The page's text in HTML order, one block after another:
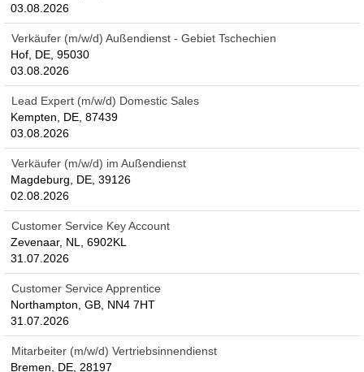
03.08.2026
Verkäufer (m/w/d) Außendienst - Gebiet Tschechien
Hof, DE, 95030
03.08.2026
Lead Expert (m/w/d) Domestic Sales
Kempten, DE, 87439
03.08.2026
Verkäufer (m/w/d) im Außendienst
Magdeburg, DE, 39126
02.08.2026
Customer Service Key Account
Zevenaar, NL, 6902KL
31.07.2026
Customer Service Apprentice
Northampton, GB, NN4 7HT
31.07.2026
Mitarbeiter (m/w/d) Vertriebsinnendienst
Bremen, DE, 28197